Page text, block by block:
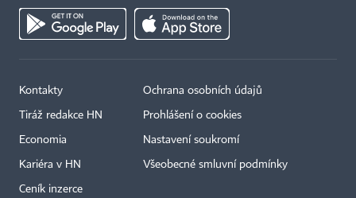
Kontakty
Tiráž redakce HN
Economia
Kariéra v HN
Ceník inzerce
Ochrana osobních údajů
Prohlášení o cookies
Nastavení soukromí
Všeobecné smluvní podmínky